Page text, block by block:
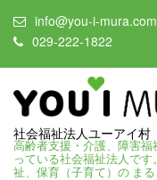
info@you-i-mura.com
029-222-1822
社会福祉法人ユーアイ村
高齢者支援・介護、障害
っている社会福祉法人で
祉、保育（子育て）の ま